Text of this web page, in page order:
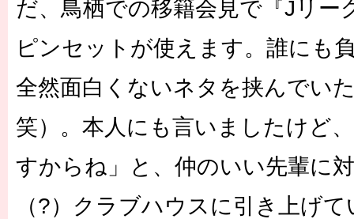
だ、鳥栖での移籍会見で『Jリー
ピンセットが使えます。誰にも
全然面白くないネタを挟んでい
笑）。本人にも言いましたけど
すからね」と、仲のいい先輩に
（?）クラブハウスに引き上げ